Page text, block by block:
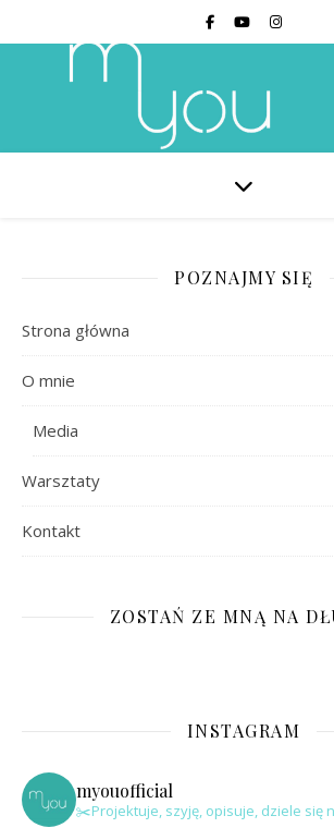
POZNAJMY SIĘ
Strona główna
O mnie
Media
Warsztaty
Kontakt
ZOSTAŃ ZE MNĄ NA
INSTAGRAM
myouofficial
✂️Projektuje, szyję, opisuje, dziele się